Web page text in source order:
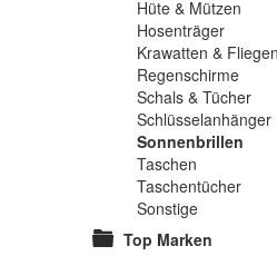
Hüte & Mützen
Hosenträger
Krawatten & Fliegen
Regenschirme
Schals & Tücher
Schlüsselanhänger
Sonnenbrillen
Taschen
Taschentücher
Sonstige
Top Marken